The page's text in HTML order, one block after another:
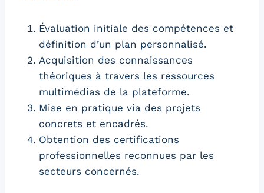
Évaluation initiale des compétences et
définition d’un plan personnalisé.
Acquisition des connaissances
théoriques à travers les ressources
multimédias de la plateforme.
Mise en pratique via des projets
concrets et encadrés.
Obtention des certifications
professionnelles reconnues par les
secteurs concernés.